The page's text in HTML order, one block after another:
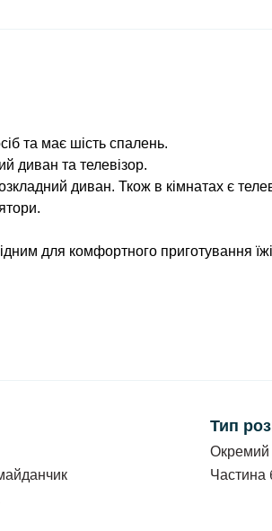
та має шість спалень.
диван та телевізор.
диван. Ткож в кімнатах є
для комфортного приготування
доба.
один з вентилятором. Кожен номер
(душ, туалет, умивальник). В кожному
Тип
Окремий
Частина